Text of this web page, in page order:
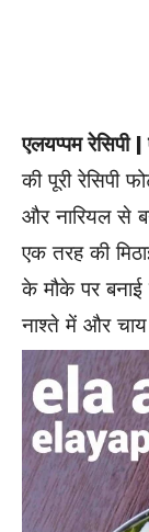
एलयप्पम रेसिपी
की पूरी रेसिपी
और नारियल से
एक तरह की
के मौके पर
नाश्ते में और